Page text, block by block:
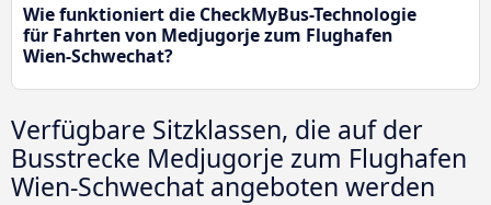
Wie funktioniert die CheckMyBus-Technologie
für Fahrten von Medjugorje zum Flughafen
Wien-Schwechat?
Verfügbare Sitzklassen, die auf der
Busstrecke Medjugorje zum Flughafen
Wien-Schwechat angeboten werden